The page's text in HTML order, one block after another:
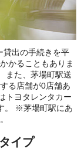
貸出の手続きを平
かることもありま
また、茅場町駅送
る店舗が0店舗あ
トヨタレンタカー
。 ※茅場町駅にあ
イプ